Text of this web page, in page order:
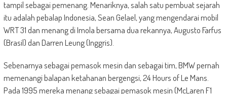
tampil sebagai pemenang. Menariknya, salah satu pembuat sejarah
itu adalah pebalap Indonesia, Sean Gelael, yang mengendarai mobil
WRT 31 dan menang di Imola bersama dua rekannya, Augusto Farfus
(Brasil) dan Darren Leung (Inggris).
Sebenarnya sebagai pemasok mesin dan sebagai tim, BMW pernah
memenangi balapan ketahanan bergengsi, 24 Hours of Le Mans.
Pada 1995 mereka menang sebagai pemasok mesin (McLaren F1